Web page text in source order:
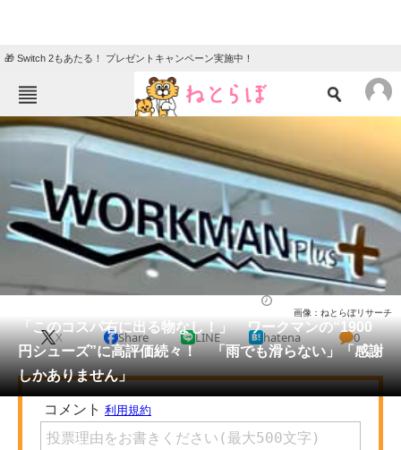
🎁 Switch 2もあたる！ プレゼントキャンペーン実施中！
ねとらぼメニュー
ニュース
エンタメ クイズ
グルメ 地域
教育・育児
動物
会員記事
メディア
注目記事を集めた総合ページ
ITの今と未来を見通す
「このコスパ右に出る物なし！」 ワークマンの“1900
円シューズ”に高評価続々！ 「雨でも滑らない」「感謝
しかありません」
画像：ねとらぼリサーチ
X Share LINE hatena 0